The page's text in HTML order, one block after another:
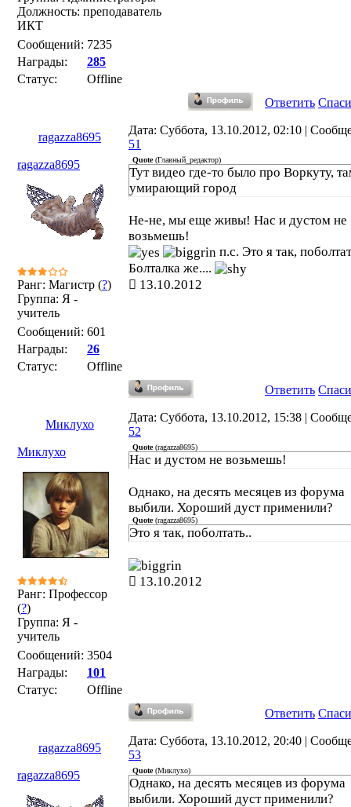
Должность: преподаватель
ИКТ
Сообщений: 7235
Награды:
285
Статус:
Offline
Ответить
ragazza8695
Дата: Суббота, 13.10.2012, 02:10 |
51
ragazza8695
Ранг: Магистр (?)
Группа: Я -
учитель
Сообщений: 601
Награды:
26
Статус:
Offline
Quote(Главный_редактор)
Тут видео где-то было про Воркуту,
умирающий город
Не-не, мы еще живы! Нас и дустом не
возьмешь!
п.с. Это я так,
Болталка же....
13.10.2012
Ответить
Миклухо
Дата: Суббота, 13.10.2012, 15:38 |
52
Миклухо
Ранг: Профессор
(?)
Группа: Я -
учитель
Сообщений: 3504
Награды:
101
Статус:
Offline
Quote(ragazza8695)
Нас и дустом не возьмешь!
Однако, на десять месяцев из форума
выбили. Хороший дуст применили?
Quote(ragazza8695)
Это я так, поболтать..
13.10.2012
Ответить
ragazza8695
Дата: Суббота, 13.10.2012, 20:40 |
53
ragazza8695
Quote(Миклухо)
Однако, на десять месяцев из форума
выбили. Хороший дуст применили?